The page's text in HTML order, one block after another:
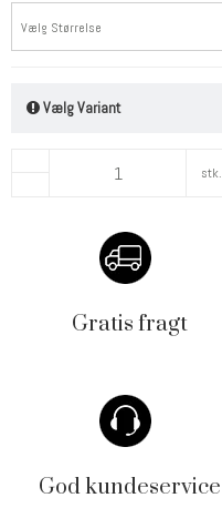
Vælg Størrelse
Vælg Variant
stk.
Gratis fragt
God kundeservice